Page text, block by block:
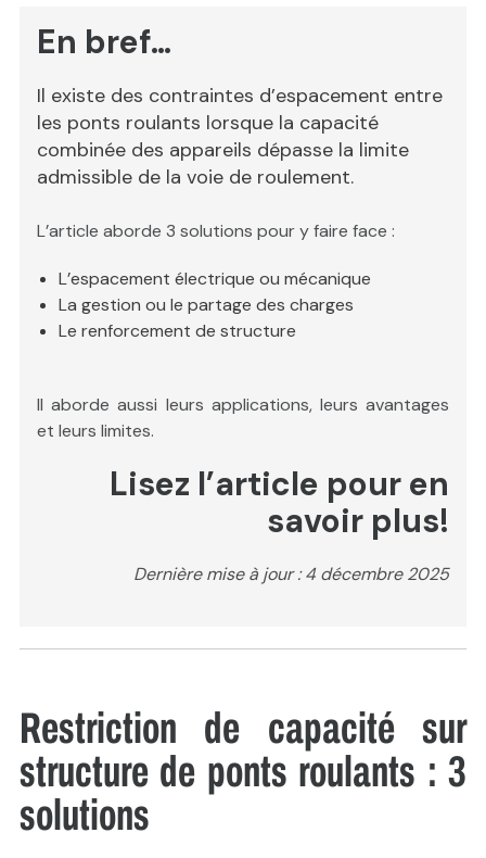
En bref…
Il existe des contraintes d’espacement entre
les ponts roulants lorsque la capacité
combinée des appareils dépasse la limite
admissible de la voie de roulement.
L’article aborde 3 solutions pour y faire face :
L’espacement électrique ou mécanique
La gestion ou le partage des charges
Le renforcement de structure
Il aborde aussi leurs applications, leurs avantages
et leurs limites.
Lisez l’article pour en
savoir plus!
Dernière mise à jour : 4 décembre 2025
Restriction de capacité sur
structure de ponts roulants : 3
solutions